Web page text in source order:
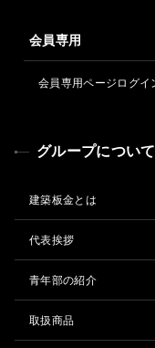
会員専用
会員専用ページログイ
グループについて
建築板金とは
代表挨拶
青年部の紹介
取扱商品